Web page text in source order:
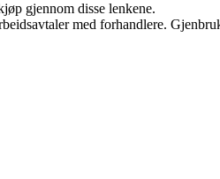
gjennom disse lenkene.
med forhandlere.